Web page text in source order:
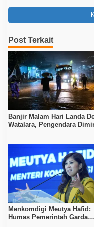
Post Terkait
Banjir Malam Hari Landa
Watalara, Pengendara
Menkomdigi Meutya Hafid:
Humas Pemerintah Garda